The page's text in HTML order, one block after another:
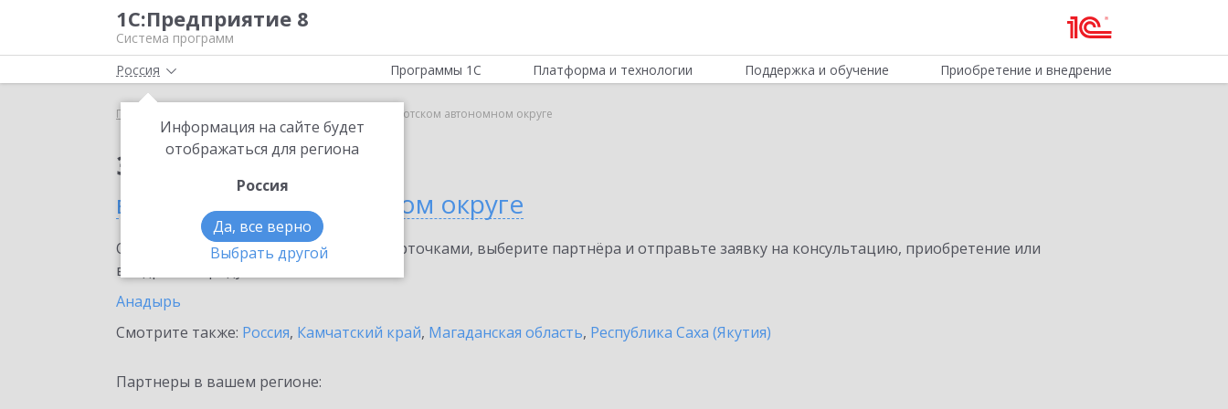
1С:Предприятие 8
Система программ
Россия
Информация на сайте будет
отображаться для региона
Россия
Да, все верно
Выбрать другой
Программы 1С Платформа и технологии Поддержка и обучение Приобретение и внедрение
Главная 1С-ЭДО в Чукотском автономном округе
Заказать 1С-ЭДО
в Чукотском автономном округе
Ознакомьтесь с информационными карточками, выберите партнёра и отправьте заявку на консультацию, приобретение или
внедрение продукта.
Анадырь
Смотрите также: Россия, Камчатский край, Магаданская область, Республика Саха (Якутия)
Партнеры в вашем регионе: